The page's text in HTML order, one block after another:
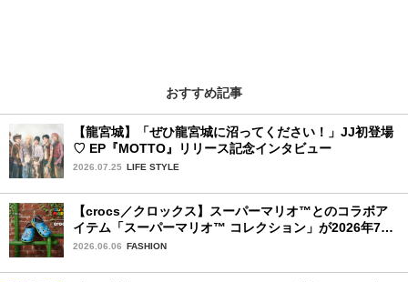
おすすめ記事
【龍宮城】「ぜひ龍宮城に沼ってください！」JJ初登場
♡ EP『MOTTO』リリース記念インタビュー
2026.07.25 LIFE STYLE
【crocs／クロックス】スーパーマリオ™とのコラボア
イテム「スーパーマリオ™ コレクション」が2026年7月
16日より発売開始！
2026.06.06 FASHION